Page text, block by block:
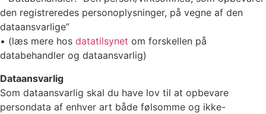
den registreredes personoplysninger, på vegne af den
dataansvarlige”
• (læs mere hos datatilsynet om forskellen på
databehandler og dataansvarlig)
Dataansvarlig
Som dataansvarlig skal du have lov til at opbevare
persondata af enhver art både følsomme og ikke-